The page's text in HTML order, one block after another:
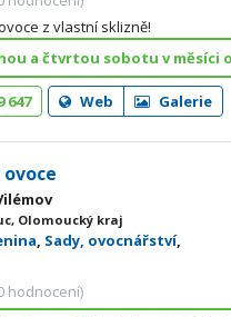
z vlastní sklizně!
a čtvrtou sobotu v měsíci
647 Web Galerie
Olomoucký kraj
, Sady, ovocnářství,
hodnocení)